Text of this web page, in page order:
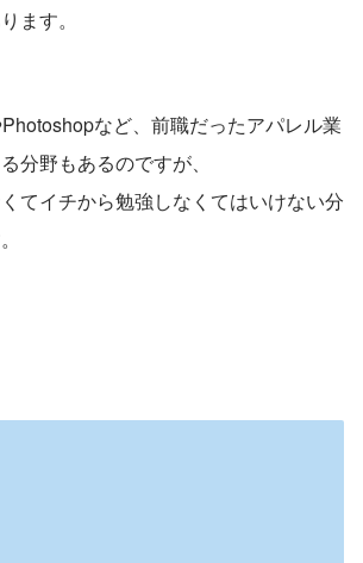
ます。
など、前職だったアパレル業
分野もあるのですが、
てイチから勉強しなくてはいけない分